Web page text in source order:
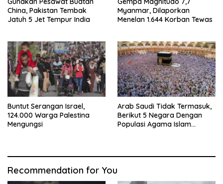
China, Pakistan Tembak
Jatuh 5 Jet Tempur India
Myanmar, Dilaporkan
Menelan 1.644 Korban Tewas
Buntut Serangan Israel,
124.000 Warga Palestina
Mengungsi
Arab Saudi Tidak Termasuk,
Berikut 5 Negara Dengan
Populasi Agama Islam
Recommendation for You